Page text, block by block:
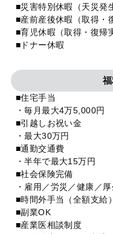
■災害特別休暇（天災発
■産前産後休暇（取得・
■育児休暇（取得・復帰
■ドナー休暇
■住宅手当
・毎月最大4万5,000円
■引越しお祝い金
・最大30万円
■通勤交通費
・半年で最大15万円
■社会保険完備
・雇用／労災／健康／
■時間外手当（全額支給）
■副業OK
■産業医相談制度